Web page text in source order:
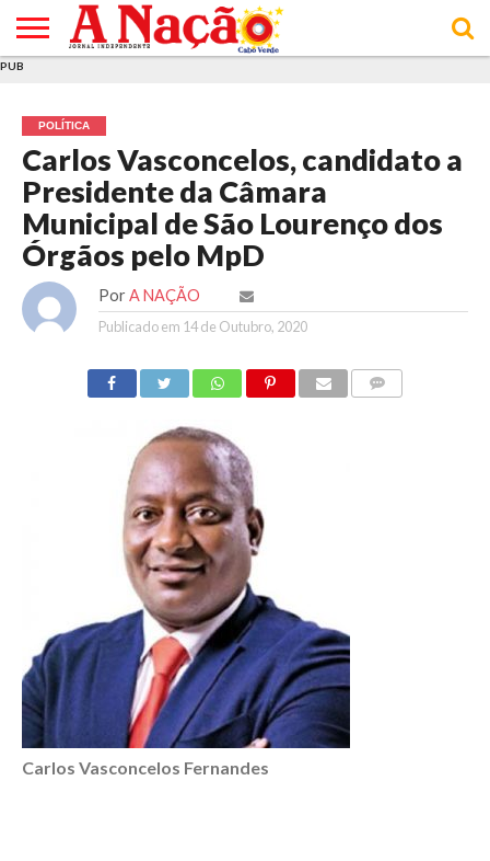
E DE
COOKIES
DE
UTILIZAÇÃO
PUB
POLÍTICA
Carlos Vasconcelos, candidato a
Presidente da Câmara
Municipal de São Lourenço dos
Órgãos pelo MpD
Por A NAÇÃO
Publicado em 14 de Outubro, 2020
Carlos Vasconcelos Fernandes